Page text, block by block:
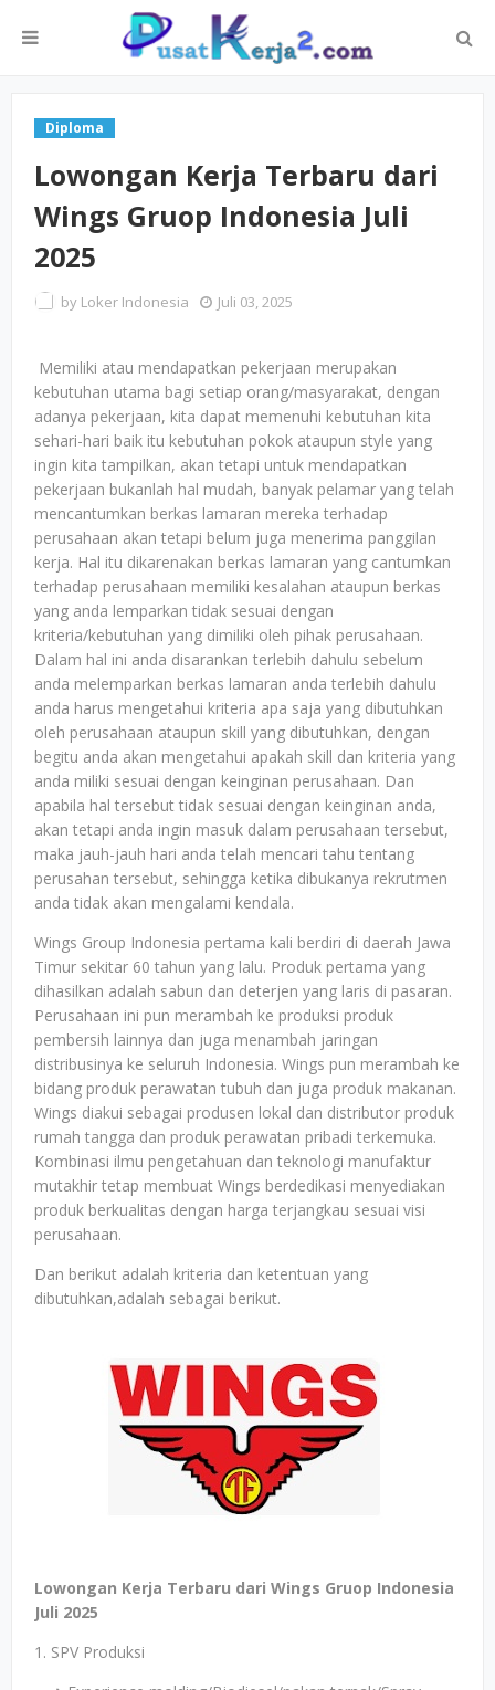
Diploma
Lowongan Kerja Terbaru dari
Wings Gruop Indonesia Juli
2025
by Loker Indonesia Juli 03, 2025
Memiliki atau mendapatkan pekerjaan merupakan
kebutuhan utama bagi setiap orang/masyarakat, dengan
adanya pekerjaan, kita dapat memenuhi kebutuhan kita
sehari-hari baik itu kebutuhan pokok ataupun style yang
ingin kita tampilkan, akan tetapi untuk mendapatkan
pekerjaan bukanlah hal mudah, banyak pelamar yang telah
mencantumkan berkas lamaran mereka terhadap
perusahaan akan tetapi belum juga menerima panggilan
kerja. Hal itu dikarenakan berkas lamaran yang cantumkan
terhadap perusahaan memiliki kesalahan ataupun berkas
yang anda lemparkan tidak sesuai dengan
kriteria/kebutuhan yang dimiliki oleh pihak perusahaan.
Dalam hal ini anda disarankan terlebih dahulu sebelum
anda melemparkan berkas lamaran anda terlebih dahulu
anda harus mengetahui kriteria apa saja yang dibutuhkan
oleh perusahaan ataupun skill yang dibutuhkan, dengan
begitu anda akan mengetahui apakah skill dan kriteria yang
anda miliki sesuai dengan keinginan perusahaan. Dan
apabila hal tersebut tidak sesuai dengan keinginan anda,
akan tetapi anda ingin masuk dalam perusahaan tersebut,
maka jauh-jauh hari anda telah mencari tahu tentang
perusahan tersebut, sehingga ketika dibukanya rekrutmen
anda tidak akan mengalami kendala.
Wings Group Indonesia pertama kali berdiri di daerah Jawa
Timur sekitar 60 tahun yang lalu. Produk pertama yang
dihasilkan adalah sabun dan deterjen yang laris di pasaran.
Perusahaan ini pun merambah ke produksi produk
pembersih lainnya dan juga menambah jaringan
distribusinya ke seluruh Indonesia. Wings pun merambah ke
bidang produk perawatan tubuh dan juga produk makanan.
Wings diakui sebagai produsen lokal dan distributor produk
rumah tangga dan produk perawatan pribadi terkemuka.
Kombinasi ilmu pengetahuan dan teknologi manufaktur
mutakhir tetap membuat Wings berdedikasi menyediakan
produk berkualitas dengan harga terjangkau sesuai visi
perusahaan.
Dan berikut adalah kriteria dan ketentuan yang
dibutuhkan,adalah sebagai berikut.
Lowongan Kerja Terbaru dari Wings Gruop Indonesia
Juli 2025
1. SPV Produksi